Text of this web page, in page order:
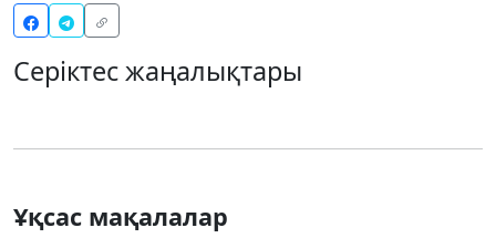
Серіктес жаңалықтары
Ұқсас мақалалар